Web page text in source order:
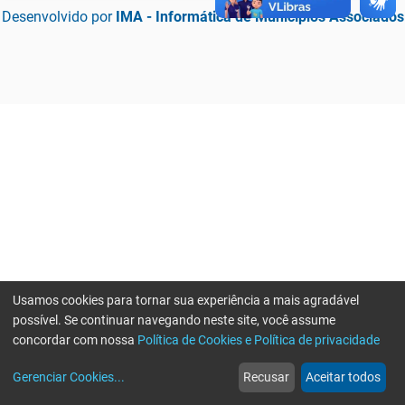
Desenvolvido por IMA - Informática de Municípios Associados
web
Notícias
more_horiz
Mais
Usamos cookies para tornar sua experiência a mais agradável
possível. Se continuar navegando neste site, você assume
concordar com nossa Política de Cookies e Política de privacidade
Gerenciar Cookies... Recusar Aceitar todos
Erro ao enviar informações, por favor tente novamente